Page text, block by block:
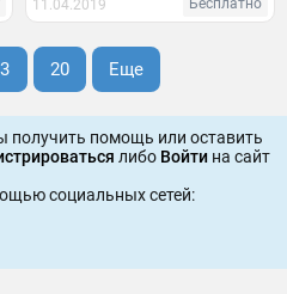
11.04.2019 Бесплатно
3 20 Еще
получить помощь или оставить
либо Войти на сайт
социальных сетей: